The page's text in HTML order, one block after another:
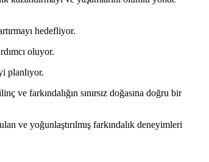
hedefliyor.
oluyor.
planlıyor.
ve farkındalığın sınırsız doğasına doğru bir
ve yoğunlaştırılmış farkındalık deneyimleri